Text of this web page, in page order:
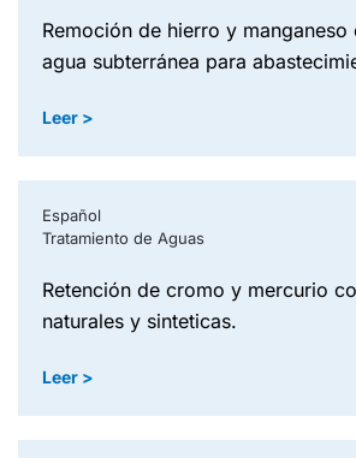
remoción de hierro y manganeso en fuentes de
agua subterránea para
Leer >
Español
Tratamiento de Aguas
retención de cromo y mercurio con zeolitas
naturales y sinteticas.
Leer >